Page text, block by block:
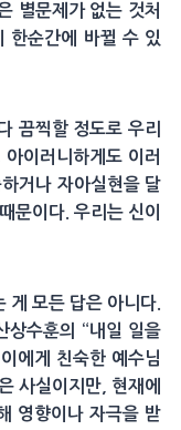
별문제가 없는 것처
한순간에 바뀔 수 있
끔찍할 정도로 우리
이러니하게도 이러
거나 자아실현을 달
문이다. 우리는 신이
게 모든 답은 아니다.
상수훈의 “내일 일을
에게 친숙한 예수님
사실이지만, 현재에
영향이나 자극을 받